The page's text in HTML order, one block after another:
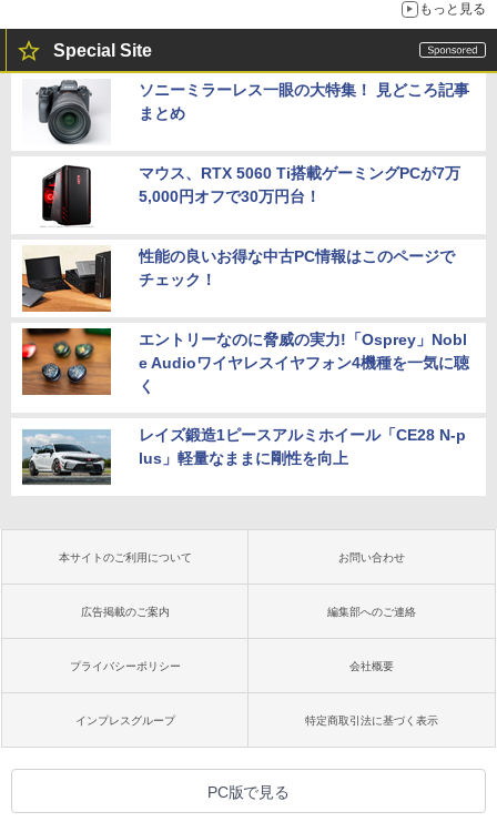
もっと見る
Special Site
ソニーミラーレス一眼の大特集！ 見どころ記事
まとめ
マウス、RTX 5060 Ti搭載ゲーミングPCが7万
5,000円オフで30万円台！
性能の良いお得な中古PC情報はこのページで
チェック！
エントリーなのに脅威の実力!「Osprey」Nobl
e Audioワイヤレスイヤフォン4機種を一気に聴
く
レイズ鍛造1ピースアルミホイール「CE28 N-p
lus」軽量なままに剛性を向上
本サイトのご利用について お問い合わせ
広告掲載のご案内 編集部へのご連絡
プライバシーポリシー 会社概要
インプレスグループ 特定商取引法に基づく表示
PC版で見る